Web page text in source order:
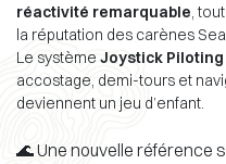
réactivité remarquable,
la réputation des carènes
Le système Joystick Piloting
accostage, demi-tours et
deviennent un jeu d’enfant.
🌊 Une nouvelle référence